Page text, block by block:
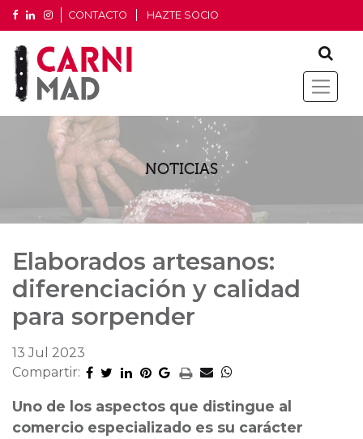
CONTACTO HAZTE SOCIO
NOTICIAS
Elaborados artesanos:
diferenciación y calidad
para sorpender
13 Jul 2023
Compartir:
Uno de los aspectos que distingue al
comercio especializado es su carácter